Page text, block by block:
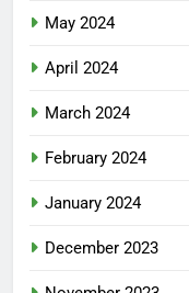
May 2024
April 2024
March 2024
February 2024
January 2024
December 2023